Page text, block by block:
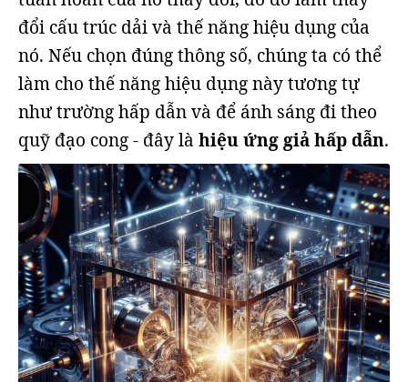
đổi cấu trúc dải và thế năng hiệu dụng của
nó. Nếu chọn đúng thông số, chúng ta có thể
làm cho thế năng hiệu dụng này tương tự
như trường hấp dẫn và để ánh sáng đi theo
quỹ đạo cong - đây là hiệu ứng giả hấp dẫn.